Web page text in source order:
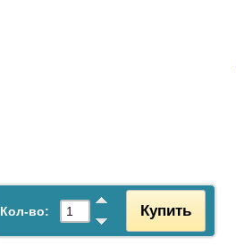
Кол-во: Купить